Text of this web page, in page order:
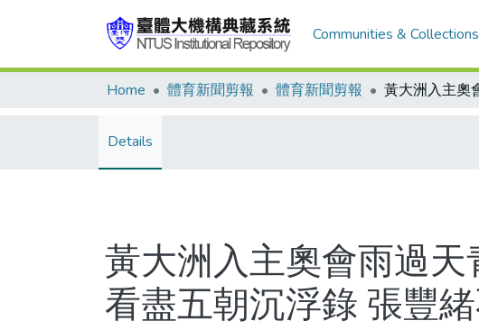
Communities & Collections
Home 體育新聞剪報 體育新聞剪報
Details
黃大洲入主奧會雨過
看盡五朝沉浮錄 張豐